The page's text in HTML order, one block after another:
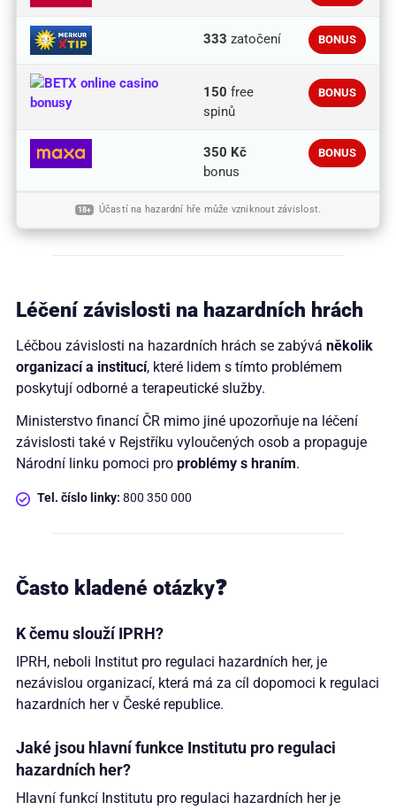
333 zatočení BONUS
150 free
spinů
BONUS
350 Kč
bonus
BONUS
18+ Účastí na hazardní hře může vzniknout závislost.
Léčení závislosti na hazardních hrách
Léčbou závislosti na hazardních hrách se zabývá několik
organizací a institucí, které lidem s tímto problémem
poskytují odborné a terapeutické služby.
Ministerstvo financí ČR mimo jiné upozorňuje na léčení
závislosti také v Rejstříku vyloučených osob a propaguje
Národní linku pomoci pro problémy s hraním.
Tel. číslo linky: 800 350 000
Často kladené otázky❓
K čemu slouží IPRH?
IPRH, neboli Institut pro regulaci hazardních her, je
nezávislou organizací, která má za cíl dopomoci k regulaci
hazardních her v České republice.
Jaké jsou hlavní funkce Institutu pro regulaci
hazardních her?
Hlavní funkcí Institutu pro regulaci hazardních her je